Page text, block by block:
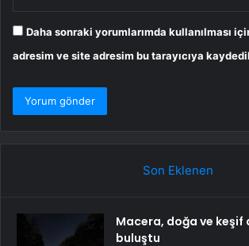
Daha sonraki yorumlarımda kullanılması
adresim ve site adresim bu tarayıcıya
Son Eklenen
Macera, doğa ve keşif
buluştu